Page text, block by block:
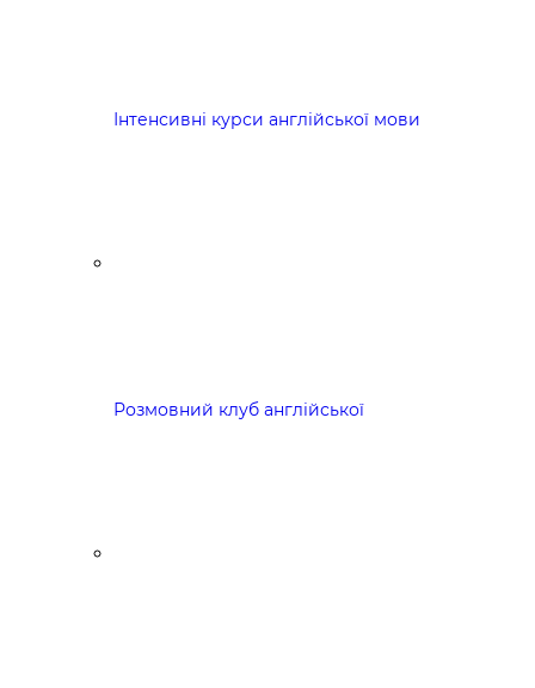
Інтенсивні курси англійської мови
Розмовний клуб англійської